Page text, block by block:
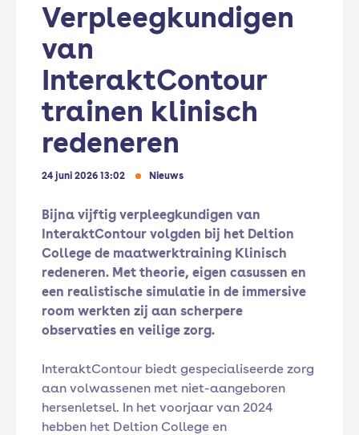
Verpleegkundigen
van
InteraktContour
trainen klinisch
redeneren
24 juni 2026 13:02 Nieuws
Bijna vijftig verpleegkundigen van
InteraktContour volgden bij het Deltion
College de maatwerktraining Klinisch
redeneren. Met theorie, eigen casussen en
een realistische simulatie in de immersive
room werkten zij aan scherpere
observaties en veilige zorg.
InteraktContour biedt gespecialiseerde zorg
aan volwassenen met niet-aangeboren
hersenletsel. In het voorjaar van 2024
hebben het Deltion College en